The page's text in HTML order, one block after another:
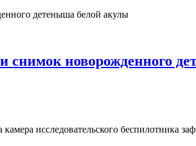
снимок новорожденного
исследовательского